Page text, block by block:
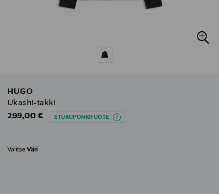
HUGO
Ukashi-takki
Original Price
299,00 € ETUKUPONKITUOTE
Valitse Väri